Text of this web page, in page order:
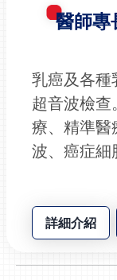
醫師專
乳癌及各種
超音波檢
療、精準醫
波、癌症細
詳細介紹